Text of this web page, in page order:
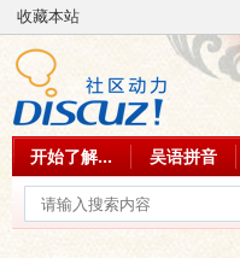
收藏本站
开始了解... 吴语拼音